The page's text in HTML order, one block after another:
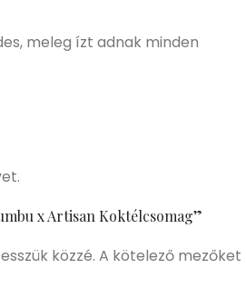
meleg ízt adnak minden
x Artisan Koktélcsomag”
közzé. A kötelező mezőket